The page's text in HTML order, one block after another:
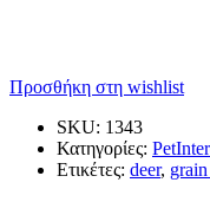
Προσθήκη στη wishlist
SKU: 1343
Κατηγορίες:
Ετικέτες: deer,